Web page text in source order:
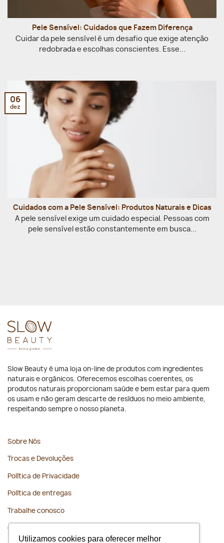
Utilizamos cookies para oferecer melhor
Pele Sensível: Cuidados que Fazem Diferença
Cuidar da pele sensível é um desafio que exige atenção
redobrada e escolhas conscientes. Esse...
Cuidados com a Pele Sensível: Produtos Naturais e Dicas
A pele sensível exige um cuidado especial. Pessoas com
pele sensível estão constantemente em busca...
06
dez
Slow Beauty é uma loja on-line de produtos com ingredientes
naturais e orgânicos. Oferecemos escolhas coerentes, os
produtos naturais proporcionam saúde e bem estar para quem
os usam e não geram descarte de resíduos no meio ambiente,
respeitando sempre o nosso planeta.
Sobre Nós
Trocas e Devoluções
Política de Privacidade
Política de entregas
Trabalhe conosco
Contato